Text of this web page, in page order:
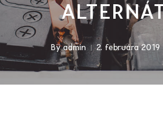
By admin 2. februára 2019